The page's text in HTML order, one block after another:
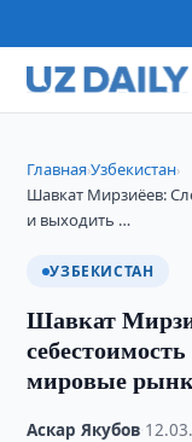
Главная›Узбекистан›
Шавкат Мирзиёев:
и выходить …
УЗБЕКИСТАН
Шавкат
мировые
Аскар Якубов